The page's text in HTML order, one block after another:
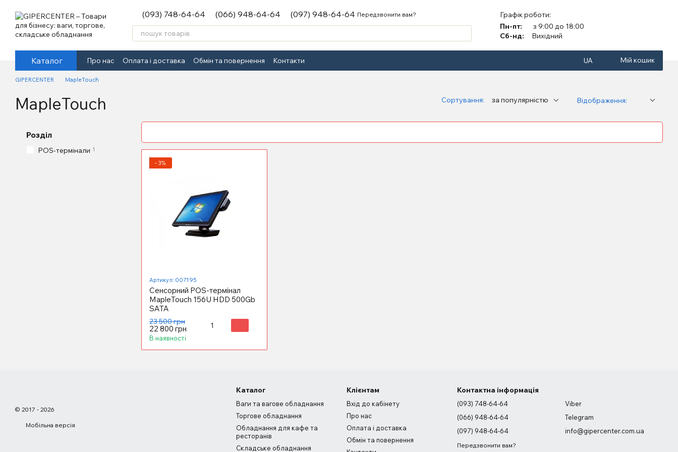
(093) 748-64-64 (066) 948-64-64 (097) 948-64-64 Передзвонити вам?
Графік роботи:
Пн-пт:
з 9:00 до 18:00
Сб-нд:
Вихідний
Каталог Про нас Оплата і доставка Обмін та повернення Контакти UA Мій кошик
GIPERCENTER MapleTouch
MapleTouch Сортування: за популярністю Відображення:
−3%
Артикул: 007195
Сенсорний POS-термінал
MapleTouch 156U HDD 500Gb
SATA
23 500 грн
22 800 грн
В наявності
Розділ
POS-термінали 1
© 2017 - 2026
Мобільна версія
Каталог
Ваги та вагове обладнання
Торгове обладнання
Обладнання для кафе та
ресторанів
Складське обладнання
Клієнтам
Вхід до кабінету
Про нас
Оплата і доставка
Обмін та повернення
Контактна інформація
(093) 748-64-64
(066) 948-64-64
(097) 948-64-64
Передзвонити вам?
Viber
Telegram
info@gipercenter.com.ua